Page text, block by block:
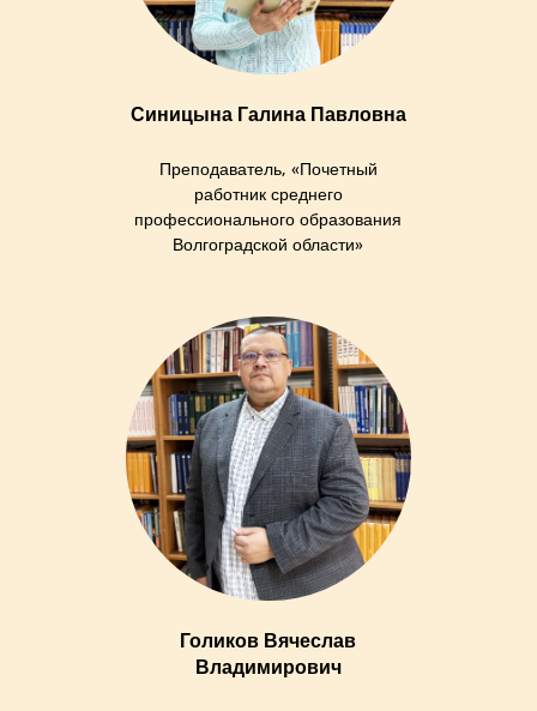
Синицына Галина Павловна
Преподаватель, «Почетный
работник среднего
профессионального образования
Волгоградской области»
Голиков Вячеслав
Владимирович